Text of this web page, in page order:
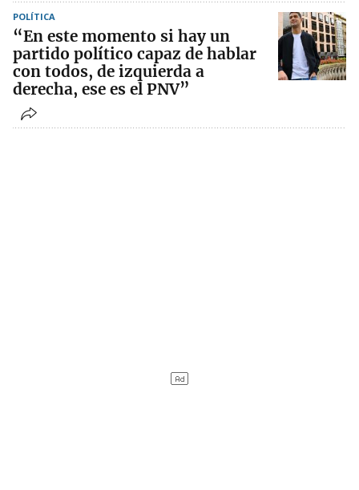
POLÍTICA
“En este momento si hay un
partido político capaz de hablar
con todos, de izquierda a
derecha, ese es el PNV”